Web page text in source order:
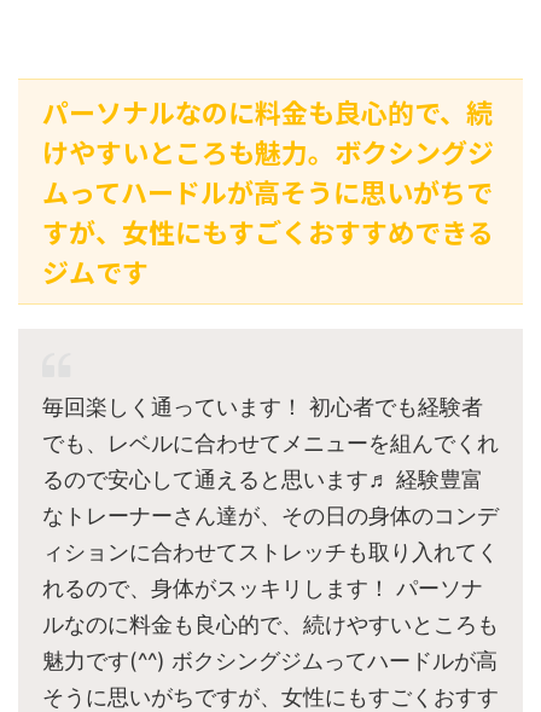
パーソナルなのに料金も良心的で、続
けやすいところも魅力。ボクシングジ
ムってハードルが高そうに思いがちで
すが、女性にもすごくおすすめできる
ジムです
毎回楽しく通っています！ 初心者でも経験者
でも、レベルに合わせてメニューを組んでくれ
るので安心して通えると思います♬ 経験豊富
なトレーナーさん達が、その日の身体のコンデ
ィションに合わせてストレッチも取り入れてく
れるので、身体がスッキリします！ パーソナ
ルなのに料金も良心的で、続けやすいところも
魅力です(^^) ボクシングジムってハードルが高
そうに思いがちですが、女性にもすごくおすす